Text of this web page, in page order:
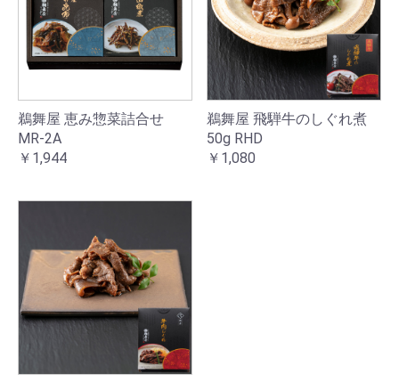
鵜舞屋 恵み惣菜詰合せ
MR-2A
￥1,944
鵜舞屋 飛騨牛のしぐれ煮
50g RHD
￥1,080